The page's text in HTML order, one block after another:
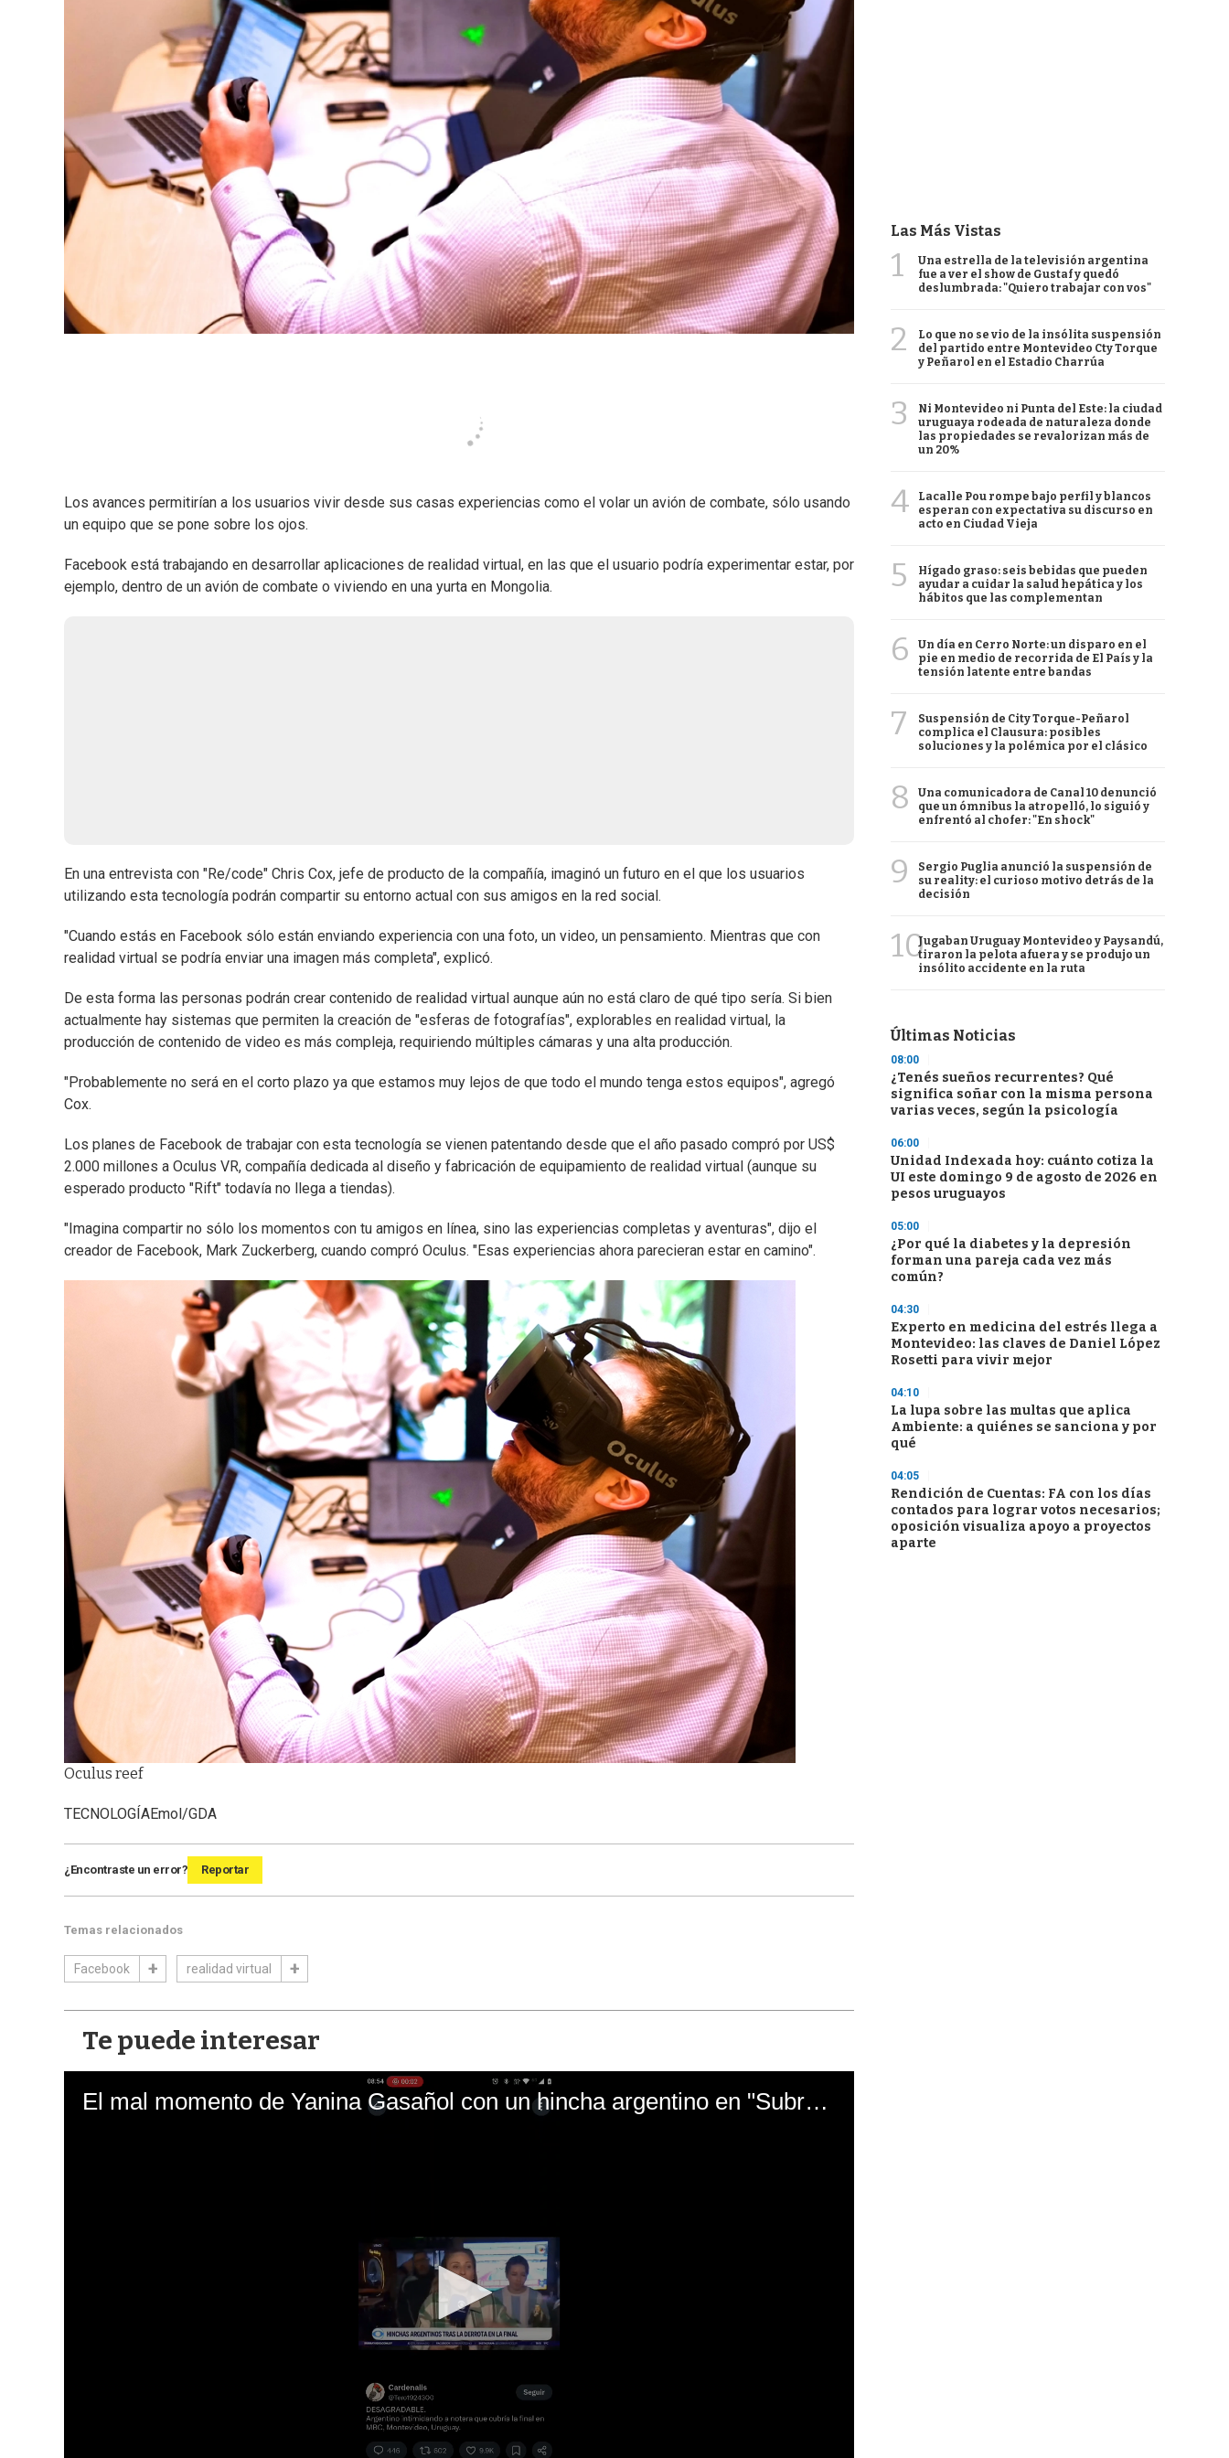
Los avances permitirían a los usuarios vivir desde sus casas experiencias como el volar un avión de combate, sólo usando
un equipo que se pone sobre los ojos.
Facebook está trabajando en desarrollar aplicaciones de realidad virtual, en las que el usuario podría experimentar estar, por
ejemplo, dentro de un avión de combate o viviendo en una yurta en Mongolia.
En una entrevista con "Re/code" Chris Cox, jefe de producto de la compañía, imaginó un futuro en el que los usuarios
utilizando esta tecnología podrán compartir su entorno actual con sus amigos en la red social.
"Cuando estás en Facebook sólo están enviando experiencia con una foto, un video, un pensamiento. Mientras que con
realidad virtual se podría enviar una imagen más completa", explicó.
De esta forma las personas podrán crear contenido de realidad virtual aunque aún no está claro de qué tipo sería. Si bien
actualmente hay sistemas que permiten la creación de "esferas de fotografías", explorables en realidad virtual, la
producción de contenido de video es más compleja, requiriendo múltiples cámaras y una alta producción.
"Probablemente no será en el corto plazo ya que estamos muy lejos de que todo el mundo tenga estos equipos", agregó
Cox.
Los planes de Facebook de trabajar con esta tecnología se vienen patentando desde que el año pasado compró por US$
2.000 millones a Oculus VR, compañía dedicada al diseño y fabricación de equipamiento de realidad virtual (aunque su
esperado producto "Rift" todavía no llega a tiendas).
"Imagina compartir no sólo los momentos con tu amigos en línea, sino las experiencias completas y aventuras", dijo el
creador de Facebook, Mark Zuckerberg, cuando compró Oculus. "Esas experiencias ahora parecieran estar en camino".
Oculus reef
TECNOLOGÍAEmol/GDA
¿Encontraste un error? Reportar
Temas relacionados
Facebook realidad virtual
Te puede interesar
El mal momento de Yanina Gasañol con un hincha argentino en "Subrayado"
Las Más Vistas
1
Una estrella de la televisión argentina
fue a ver el show de Gustaf y quedó
deslumbrada: "Quiero trabajar con vos"
2
Lo que no se vio de la insólita suspensión
del partido entre Montevideo Cty Torque
y Peñarol en el Estadio Charrúa
3
Ni Montevideo ni Punta del Este: la ciudad
uruguaya rodeada de naturaleza donde
las propiedades se revalorizan más de
un 20%
4
Lacalle Pou rompe bajo perfil y blancos
esperan con expectativa su discurso en
acto en Ciudad Vieja
5
Hígado graso: seis bebidas que pueden
ayudar a cuidar la salud hepática y los
hábitos que las complementan
6
Un día en Cerro Norte: un disparo en el
pie en medio de recorrida de El País y la
tensión latente entre bandas
7
Suspensión de City Torque-Peñarol
complica el Clausura: posibles
soluciones y la polémica por el clásico
8
Una comunicadora de Canal 10 denunció
que un ómnibus la atropelló, lo siguió y
enfrentó al chofer: "En shock"
9
Sergio Puglia anunció la suspensión de
su reality: el curioso motivo detrás de la
decisión
10Jugaban Uruguay Montevideo y Paysandú,
tiraron la pelota afuera y se produjo un
insólito accidente en la ruta
Últimas Noticias
08:00
¿Tenés sueños recurrentes? Qué
significa soñar con la misma persona
varias veces, según la psicología
06:00
Unidad Indexada hoy: cuánto cotiza la
UI este domingo 9 de agosto de 2026 en
pesos uruguayos
05:00
¿Por qué la diabetes y la depresión
forman una pareja cada vez más
común?
04:30
Experto en medicina del estrés llega a
Montevideo: las claves de Daniel López
Rosetti para vivir mejor
04:10
La lupa sobre las multas que aplica
Ambiente: a quiénes se sanciona y por
qué
04:05
Rendición de Cuentas: FA con los días
contados para lograr votos necesarios;
oposición visualiza apoyo a proyectos
aparte